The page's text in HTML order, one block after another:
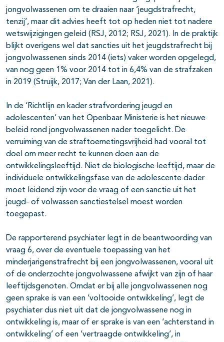
jongvolwassenen om te draaien naar ‘jeugdstrafrecht,
tenzij’, maar dit advies heeft tot op heden niet tot nadere
wetswijzigingen geleid (RSJ, 2012; RSJ, 2021). In de praktijk
blijkt overigens wel dat sancties uit het jeugdstrafrecht bij
jongvolwassenen sinds 2014 (iets) vaker worden opgelegd,
van nog geen 1% voor 2014 tot in 6,4% van de strafzaken
in 2019 (Struijk, 2017; Van der Laan, 2021).
In de ‘Richtlijn en kader strafvordering jeugd en
adolescenten’ van het Openbaar Ministerie is het nieuwe
beleid rond jongvolwassenen nader toegelicht. De
verruiming van de straftoemetingsvrijheid had vooral tot
doel om meer recht te kunnen doen aan de
ontwikkelingsleeftijd. Niet de biologische leeftijd, maar de
individuele ontwikkelingsfase van de adolescente dader
moet leidend zijn voor de vraag of een sanctie uit het
jeugd- of volwassen sanctiestelsel moest worden
toegepast.
De rapporterend psychiater legt in de beantwoording van
vraag 6, over de eventuele toepassing van het
minderjarigenstrafrecht bij een jongvolwassenen, vooral uit
of de onderzochte jongvolwassene afwijkt van zijn of haar
leeftijdsgenoten. Omdat er bij alle jongvolwassenen nog
geen sprake is van een ‘voltooide ontwikkeling’, legt de
psychiater dus niet uit dat de jongvolwassene nog in
ontwikkeling is, maar of er sprake is van een ‘achterstand in
ontwikkeling’ of een ‘vertraagde ontwikkeling’, in